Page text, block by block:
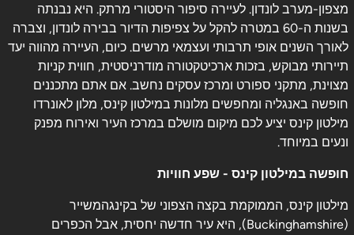
מצפון-מערב לונדון. לעיירה סיפור היסטורי מרתק. היא נבנתה
בשנות ה-60 במטרה להקל על צפיפות הדיור בבירה לונדון, וצברה
לאורך השנים אופי תרבותי ועצמאי מרשים. כיום, העיירה מהווה יעד
תיירותי מבוקש, בזכות ארכיטקטורה מודרניסטית, חווית קניות
מצוינת, מתקני ספורט ומרכז עסקים נחשב. אם אתם מתכננים
חופשה באנגליה ומחפשים מלונות במילטון קינס, מלון לאונרדו
מילטון קינס יציע לכם מיקום מושלם במרכז העיר ואירוח מפנק
ונעים במיוחד.
חופשה במילטון קינס - שפע חוויות
מילטון קינס, הממוקמת בקצה הצפוני של בקינגהמשייר
(Buckinghamshire), היא עיר חדשה יחסית, אבל הכפרים